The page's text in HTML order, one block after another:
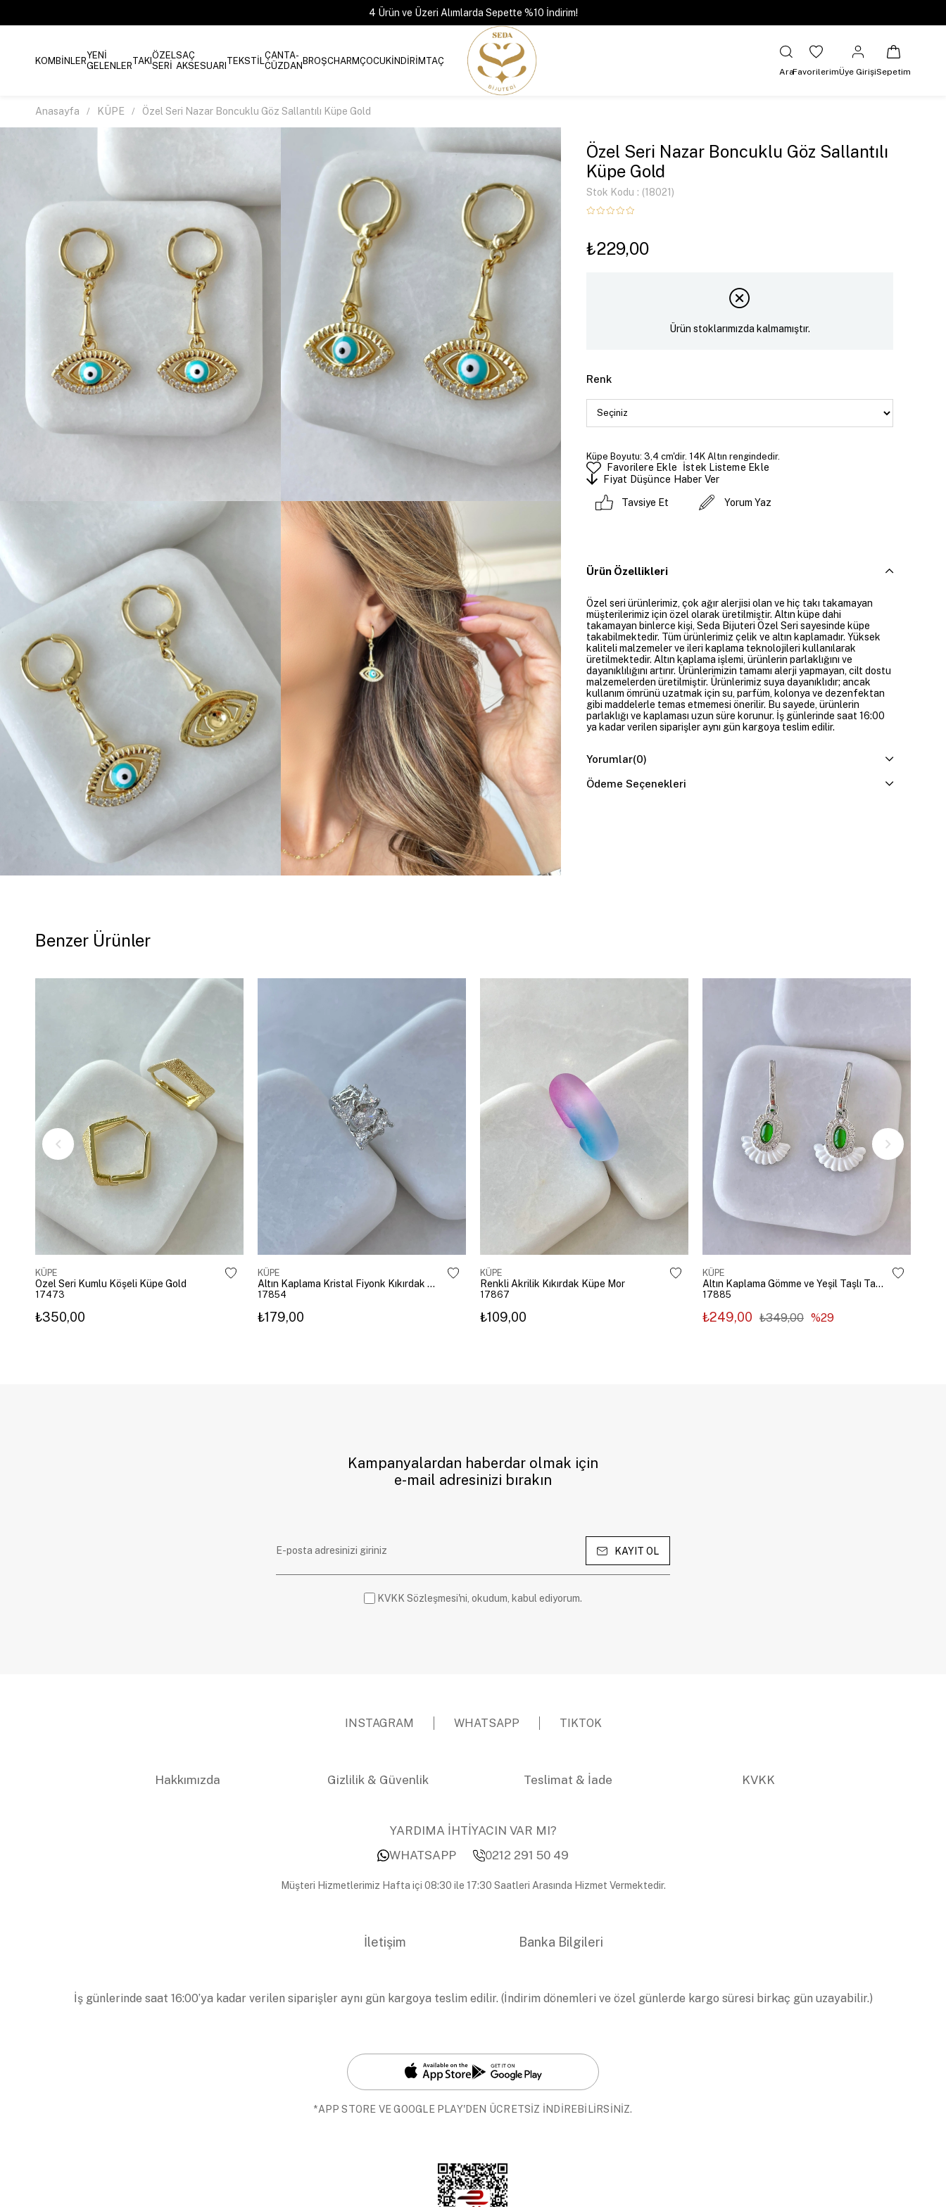
4 Ürün ve Üzeri Alımlarda Sepette %10 İndirim!
KOMBİNLERYENİ
GELENLERTAKIÖZEL
SERİ
SAÇ
AKSESUARI TEKSTİLÇANTA-
CÜZDANBROŞCHARMÇOCUKİNDİRİMTAÇ
AraFavorilerimÜye GirişiSepetim
Anasayfa KÜPE Özel Seri Nazar Boncuklu Göz Sallantılı Küpe Gold
Özel Seri Nazar Boncuklu Göz Sallantılı
Küpe Gold
Stok Kodu (18021)
₺229,00
Ürün stoklarımızda kalmamıştır.
Renk
Küpe Boyutu: 3,4 cm'dir. 14K Altın rengindedir.
Favorilere Ekle
İstek Listeme Ekle
Fiyat Düşünce Haber Ver
Tavsiye Et Yorum Yaz
Ürün Özellikleri
Özel seri ürünlerimiz, çok ağır alerjisi olan ve hiç takı takamayan
müşterilerimiz için özel olarak üretilmiştir. Altın küpe dahi
takamayan binlerce kişi, Seda Bijuteri Özel Seri sayesinde küpe
takabilmektedir. Tüm ürünlerimiz çelik ve altın kaplamadır. Yüksek
kaliteli malzemeler ve ileri kaplama teknolojileri kullanılarak
üretilmektedir. Altın kaplama işlemi, ürünlerin parlaklığını ve
dayanıklılığını artırır. Ürünlerimizin tamamı alerji yapmayan, cilt dostu
malzemelerden üretilmiştir. Ürünlerimiz suya dayanıklıdır; ancak
kullanım ömrünü uzatmak için su, parfüm, kolonya ve dezenfektan
gibi maddelerle temas etmemesi önerilir. Bu sayede, ürünlerin
parlaklığı ve kaplaması uzun süre korunur. İş günlerinde saat 16:00
ya kadar verilen siparişler aynı gün kargoya teslim edilir.
Yorumlar(0)
Ödeme Seçenekleri
Benzer Ürünler
KÜPE
Özel Seri Kumlu Köşeli Küpe Gold
17473
₺350,00
KÜPE
Altın Kaplama Kristal Fiyonk Kıkırdak Küpe Gümüş
17854
₺179,00
KÜPE
Renkli Akrilik Kıkırdak Küpe Mor
17867
₺109,00
KÜPE
Altın Kaplama Gömme ve Yeşil Taşlı Tasarım Küpe Gümüş
17885
₺249,00 ₺349,00 %29
Kampanyalardan haberdar olmak için
e-mail adresinizi bırakın
KAYIT OL
KVKK Sözleşmesi'ni, okudum, kabul ediyorum.
INSTAGRAM WHATSAPP TIKTOK
Hakkımızda Gizlilik & Güvenlik Teslimat & İade KVKK
YARDIMA İHTİYACIN VAR MI?
WHATSAPP
0212 291 50 49
Müşteri Hizmetlerimiz Hafta içi 08:30 ile 17:30 Saatleri Arasında Hizmet Vermektedir.
İletişim Banka Bilgileri
İş günlerinde saat 16:00’ya kadar verilen siparişler aynı gün kargoya teslim edilir. (İndirim dönemleri ve özel günlerde kargo süresi birkaç gün uzayabilir.)
*APP STORE VE GOOGLE PLAY'DEN ÜCRETSİZ İNDİREBİLİRSİNİZ.